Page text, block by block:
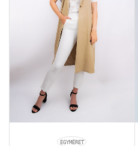
EGYMÉRET